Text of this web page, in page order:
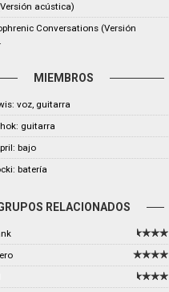
acústica)
Conversations (Versión
MIEMBROS
voz, guitarra
guitarra
bajo
batería
RELACIONADOS